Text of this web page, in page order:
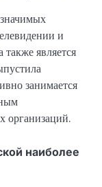
и
является
занимается
организаций.
наиболее